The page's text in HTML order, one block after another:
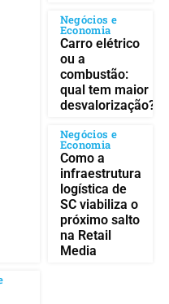
Negócios e
Economia
Carro elétrico
ou a
combustão:
qual tem maior
desvalorização?
Negócios e
Economia
Como a
infraestrutura
logística de
SC viabiliza o
próximo salto
na Retail
Media